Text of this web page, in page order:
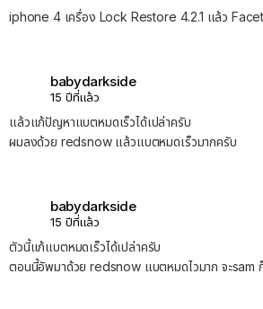
iphone 4 เครื่อง Lock Restore 4.2.1 แล้ว
babydarkside
15 ปีที่แล้ว
แล้วแก้ปัญหาแบตหมดเร็วได้เปล่าครับ
ผมลงด้วย redsnow แล้วแบตหมดเร็วมากครับ
babydarkside
15 ปีที่แล้ว
ตัวนี้แก้แบตหมดเร็วได้เปล่าครับ
ตอนนี้อัพมาด้วย redsnow แบตหมดไวมาก จะsam